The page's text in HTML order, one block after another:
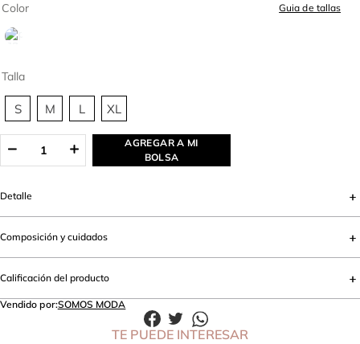
Talla
S M L XL
Color Guia de tallas
AGREGAR A MI
BOLSA
Detalle
Composición y cuidados
Calificación del producto
Vendido por:SOMOS MODA
TE PUEDE INTERESAR